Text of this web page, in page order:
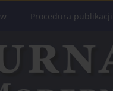
Procedura publikacji